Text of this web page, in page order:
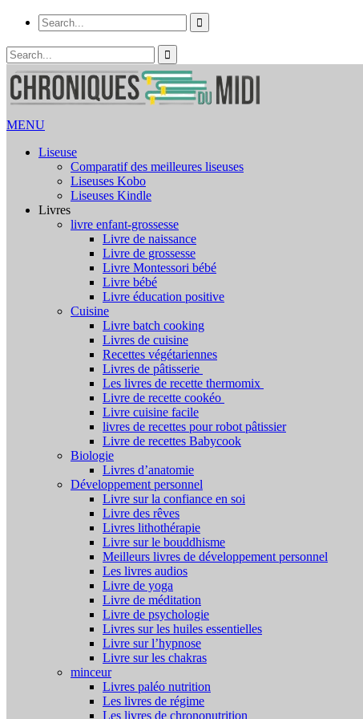
MENU
Liseuse
Comparatif des meilleures liseuses
Liseuses Kobo
Liseuses Kindle
Livres
livre enfant-grossesse
Livre de naissance
Livre de grossesse
Livre Montessori bébé
Livre bébé
Livre éducation positive
Cuisine
Livre batch cooking
Livres de cuisine
Recettes végétariennes
Livres de pâtisserie
Les livres de recette thermomix
Livre de recette cookéo
Livre cuisine facile
livres de recettes pour robot pâtissier
Livre de recettes Babycook
Biologie
Livres d’anatomie
Développement personnel
Livre sur la confiance en soi
Livre des rêves
Livres lithothérapie
Livre sur le bouddhisme
Meilleurs livres de développement personnel
Les livres audios
Livre de yoga
Livre de méditation
Livre de psychologie
Livres sur les huiles essentielles
Livre sur l’hypnose
Livre sur les chakras
minceur
Livres paléo nutrition
Les livres de régime
Les livres de chrononutrition